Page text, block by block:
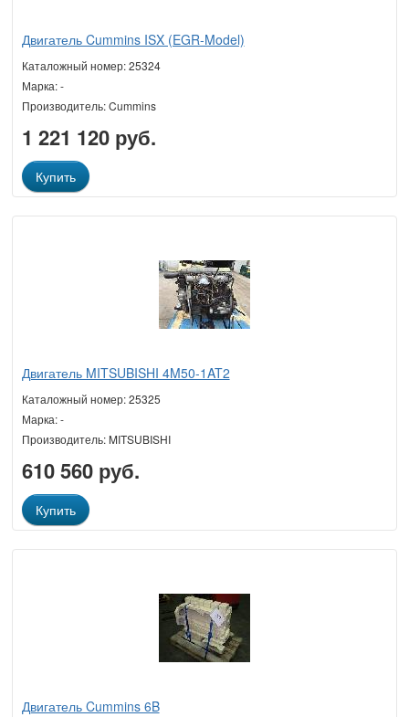
Двигатель Cummins ISX (EGR-Model)
Каталожный номер: 25324
Марка: -
Производитель: Cummins
1 221 120 руб.
Купить
Двигатель MITSUBISHI 4M50-1AT2
Каталожный номер: 25325
Марка: -
Производитель: MITSUBISHI
610 560 руб.
Купить
Двигатель Cummins 6B